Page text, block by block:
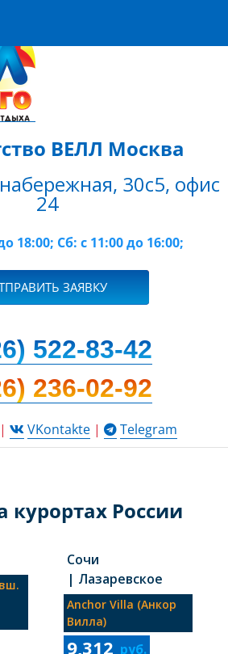
ВЕЛЛ Москва
30с5, офис
24
18:00; Сб: с 11:00 до 16:00;
ЗАЯВКУ
522-83-42
236-02-92
| VKontakte| Telegram
курортах России
Сочи
| Лазаревское
Anchor Villa (анкор
Вилла)
9,312 руб.